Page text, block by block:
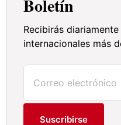
Boletín
Recibirás
internacionales más
Suscribirse